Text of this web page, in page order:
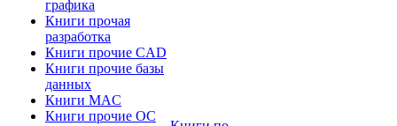
графика
Книги прочая
разработка
Книги прочие CAD
Книги прочие базы
данных
Книги MAC
Книги прочие ОС